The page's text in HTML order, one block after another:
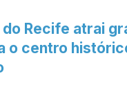
Recife atrai
o centro